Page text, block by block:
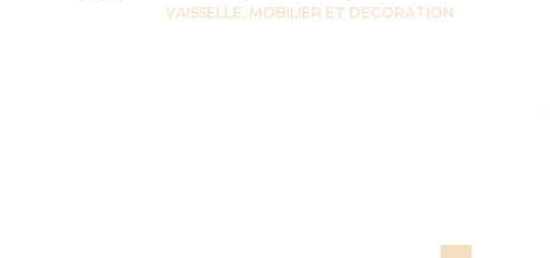
VAISSELLE, MOBILIER ET DECORATION